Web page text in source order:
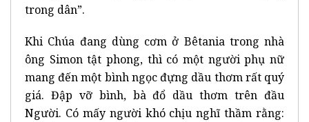
trong dân”.
Khi Chúa đang dùng cơm ở Bêtania trong nhà
ông Simon tật phong, thì có một người phụ nữ
mang đến một bình ngọc đựng dầu thơm rất quý
giá. Đập vỡ bình, bà đổ dầu thơm trên đầu
Người. Có mấy người khó chịu nghĩ thầm rằng: